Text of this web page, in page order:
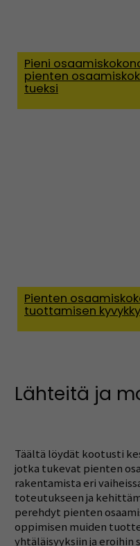
Pieni
pienten
tueksi
Pienten
tuottamisen
Lähteitä ja
Täältä löydät kootusti
jotka tukevat pienten
rakentamista eri
toteutukseen ja
perehdyt pienten
oppimisen muiden
yhtäläisyyksiin ja eroihin